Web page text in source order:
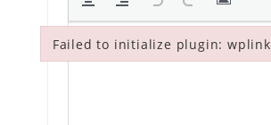
Failed to initialize plugin: wplink
Failed to initialize plugin: wplink